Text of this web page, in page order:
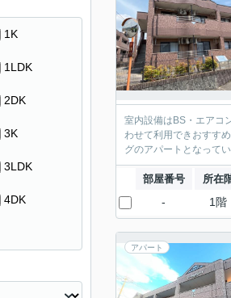
室内設備はBS・エアコ
わせて利用できおすす
グのアパートとなって
部屋番号 所在
- 1階
アパート
1K
1LDK
2DK
3K
3LDK
4DK